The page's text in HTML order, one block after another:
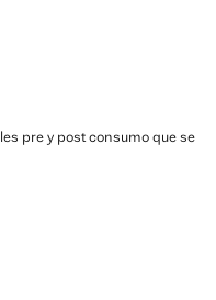
pre y post consumo que se